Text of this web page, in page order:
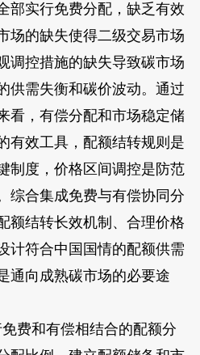
部实行免费分配，缺乏有效
场的缺失使得二级交易市场
调控措施的缺失导致碳市场
供需失衡和碳价波动。通过
看，有偿分配和市场稳定储
有效工具，配额结转规则是
制度，价格区间调控是防范
综合集成免费与有偿协同分
额结转长效机制、合理价格
计符合中国国情的配额供需
通向成熟碳市场的必要途
费和有偿相结合的配额分